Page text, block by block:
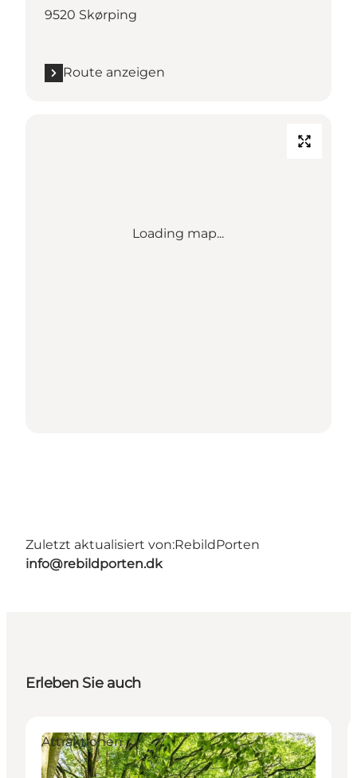
9520 Skørping
Route anzeigen
Loading map...
Zuletzt aktualisiert von:RebildPorten
info@rebildporten.dk
Erleben Sie auch
Attraktionen